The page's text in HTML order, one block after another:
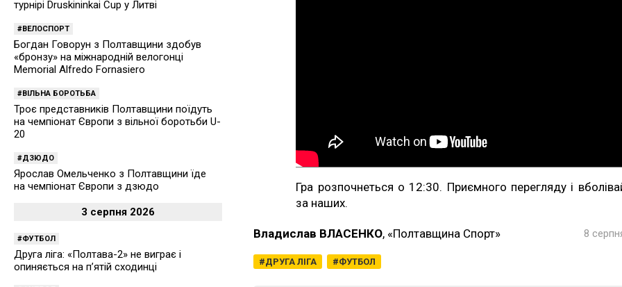
Гра розпочнеться о 12:30. Приємного перегляду і
за наших.
Владислав ВЛАСЕНКО, «Полтавщина Спорт»
ДРУГА ЛІГА ФУТБОЛ
8
турнірі Druskininkai Cup у Литві
ВЕЛОСПОРТ
Богдан Говорун з Полтавщини здобув
«бронзу» на міжнародній велогонці
Memorial Alfredo Fornasiero
ВІЛЬНА БОРОТЬБА
Троє представників Полтавщини поїдуть
на чемпіонат Європи з вільної боротьби U-
20
ДЗЮДО
Ярослав Омельченко з Полтавщини їде
на чемпіонат Європи з дзюдо
3 серпня 2026
ФУТБОЛ
Друга ліга: «Полтава-2» не виграє і
опиняється на п’ятій сходинці